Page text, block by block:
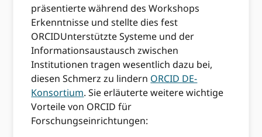
präsentierte während des Workshops
Erkenntnisse und stellte dies fest
ORCIDUnterstützte Systeme und der
Informationsaustausch zwischen
Institutionen tragen wesentlich dazu bei,
diesen Schmerz zu lindern ORCID DE-
Konsortium. Sie erläuterte weitere wichtige
Vorteile von ORCID für
Forschungseinrichtungen: